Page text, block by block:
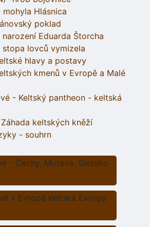
Hlásnica
poklad
Eduarda Štorcha
stopa lovců vymizela
hlavy a postavy
kmenů v Evropě a Malé
- Keltský pantheon - keltská
keltských kněží
- souhrn
- Čechy, Morava, Slezsko
v Evropě Keltská Evropa